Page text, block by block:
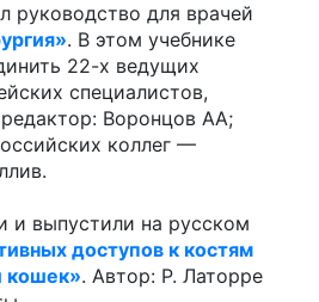
руководство для врачей
. В этом учебнике
22-х ведущих
специалистов,
Воронцов АА;
коллег —
и выпустили на русском
доступов к костям
кошек». Автор: Р. Латорре